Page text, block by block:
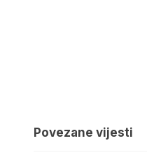
Povezane vijesti